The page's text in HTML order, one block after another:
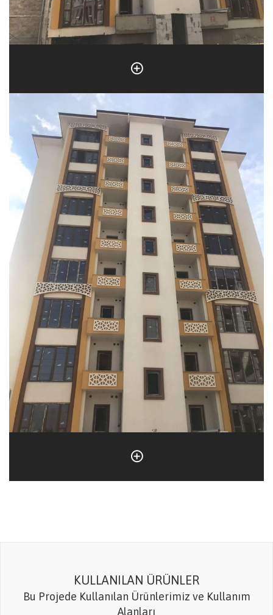
KULLANILAN ÜRÜNLER
Bu Projede Kullanılan Ürünlerimiz ve Kullanım
Alanları